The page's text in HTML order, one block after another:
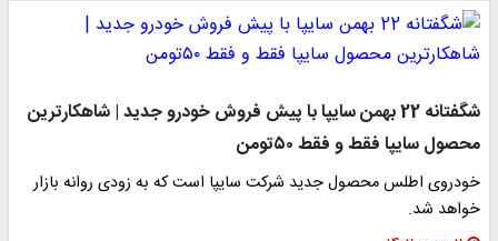
شگفتانه 22 بهمن سایپا با پیش فروش خودرو جدید | شاهکارترین
محصول سایپا فقط و فقط ۵۰تومن
خودروی اطلس محصول جدید شرکت سایپا است که به زودی روانه بازار
خواهد شد.